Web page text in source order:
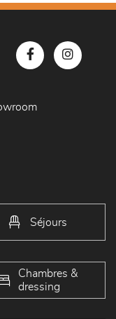
Séjours
Chambres &
dressing